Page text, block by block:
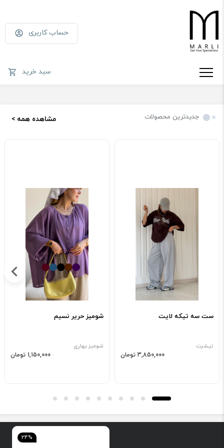
حساب کاربری
سبد خرید
جدیدترین محصولات مشاهده همه >
ست سه تیکه لایت
تیشرت
3,850,000 تومان
شومیز حریر نسیم
شومیز بهاری
1,150,000 تومان
24%